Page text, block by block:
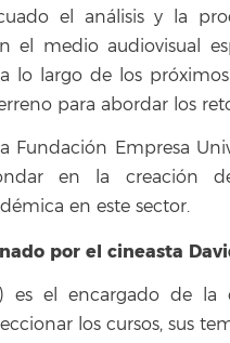
el análisis y la
el medio audiovisual
lo largo de los
para abordar los
Fundación Empresa
en la creación
en este sector.
por el cineasta
es el encargado de la
los cursos, sus